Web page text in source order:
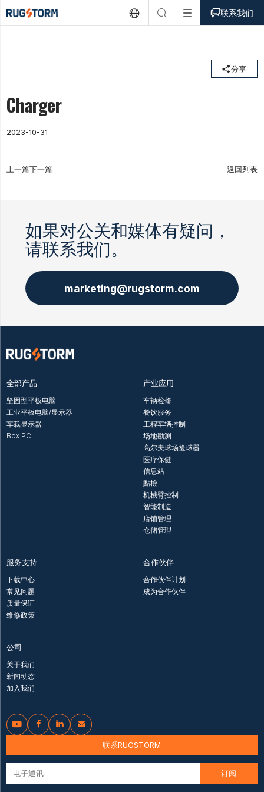
  联系我们
分享
Charger
2023-10-31
上一篇下一篇 返回列表
如果对公关和媒体有疑问，
请联系我们。
marketing@rugstorm.com
全部产品
坚固型平板电脑
工业平板电脑/显示器
车载显示器
Box PC
产业应用
车辆检修
餐饮服务
工程车辆控制
场地勘测
高尔夫球场捡球器
医疗保健
信息站
點檢
机械臂控制
智能制造
店铺管理
仓储管理
服务支持
下载中心
常见问题
质量保证
维修政策
合作伙伴
合作伙伴计划
成为合作伙伴
公司
关于我们
新闻动态
加入我们
   
联系RUGSTORM